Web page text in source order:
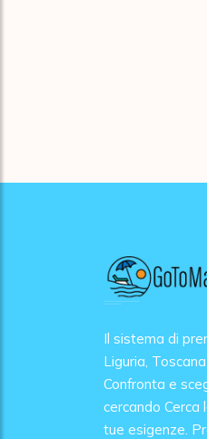
Il sistema di
Liguria,
Confronta e
cercando
tue esigenze.